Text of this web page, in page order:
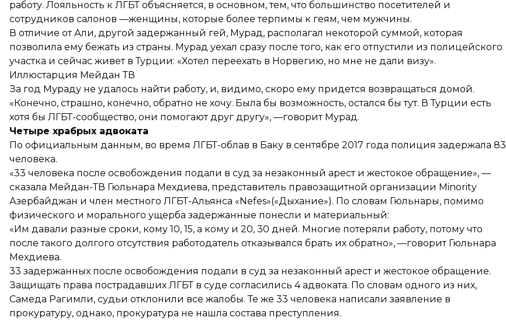
работу. Лояльность к ЛГБТ объясняется, в основном, тем, что большинство посетителей и
сотрудников салонов —женщины, которые более терпимы к геям, чем мужчины.
В отличие от Али, другой задержанный гей, Мурад, располагал некоторой суммой, которая
позволила ему бежать из страны. Мурад уехал сразу после того, как его отпустили из полицейского
участка и сейчас живет в Турции: «Хотел переехать в Норвегию, но мне не дали визу».
Иллюстарция Мейдан ТВ
За год Мураду не удалось найти работу, и, видимо, скоро ему придется возвращаться домой.
«Конечно, страшно, конечно, обратно не хочу. Была бы возможность, остался бы тут. В Турции есть
хотя бы ЛГБТ-сообщество, они помогают друг другу», —говорит Мурад.
Четыре храбрых адвоката
По официальным данным, во время ЛГБТ-облав в Баку в сентябре 2017 года полиция задержала 83
человека.
«33 человека после освобождения подали в суд за незаконный арест и жестокое обращение», —
сказала Мейдан-ТВ Гюльнара Мехдиева, представитель правозащитной организации Minority
Азербайджан и член местного ЛГБТ-Альянса «Nefes»(«Дыхание»). По словам Гюльнары, помимо
физического и морального ущерба задержанные понесли и материальный:
«Им давали разные сроки, кому 10, 15, а кому и 20, 30 дней. Многие потеряли работу, потому что
после такого долгого отсутствия работодатель отказывался брать их обратно», —говорит Гюльнара
Мехдиева.
33 задержанных после освобождения подали в суд за незаконный арест и жестокое обращение.
Защищать права пострадавших ЛГБТ в суде согласились 4 адвоката. По словам одного из них,
Самеда Рагимли, судьи отклонили все жалобы. Те же 33 человека написали заявление в
прокуратуру, однако, прокуратура не нашла состава преступления.